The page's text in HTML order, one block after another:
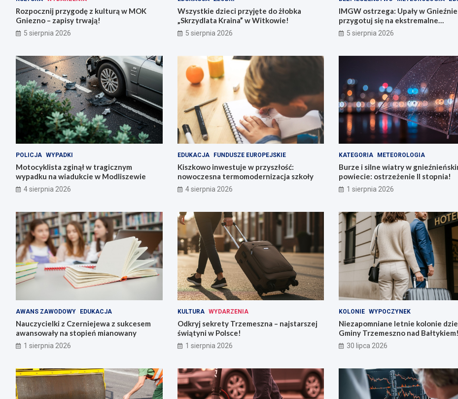
Rozpocznij przygodę z kulturą w MOK
Gniezno – zapisy trwają!
5 sierpnia 2026
Wszystkie dzieci przyjęte do żłobka
„Skrzydlata Kraina” w Witkowie!
5 sierpnia 2026
IMGW ostrzega: Upały w Gnieźnie
przygotuj się na ekstremalne
temperatury!
5 sierpnia 2026
POLICJA WYPADKI
Motocyklista zginął w tragicznym
wypadku na wiadukcie w Modliszewie
4 sierpnia 2026
EDUKACJA FUNDUSZE EUROPEJSKIE
Kiszkowo inwestuje w przyszłość:
nowoczesna termomodernizacja szkoły
4 sierpnia 2026
KATEGORIA METEOROLOGIA
Burze i silne wiatry w
powiecie: ostrzeżenie II stopnia!
1 sierpnia 2026
AWANS ZAWODOWY EDUKACJA
Nauczycielki z Czerniejewa z sukcesem
awansowały na stopień mianowany
1 sierpnia 2026
KULTURA WYDARZENIA
Odkryj sekrety Trzemeszna – najstarszej
świątyni w Polsce!
1 sierpnia 2026
KOLONIE WYPOCZYNEK
Niezapomniane letnie kolonie
Gminy Trzemeszno nad Bałtykiem!
30 lipca 2026